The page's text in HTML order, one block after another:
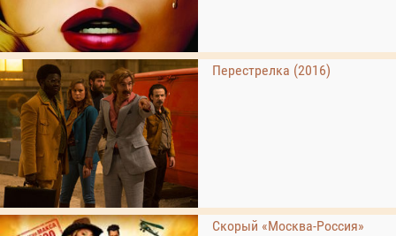
Перестрелка (2016)
Скорый «Москва-Россия»